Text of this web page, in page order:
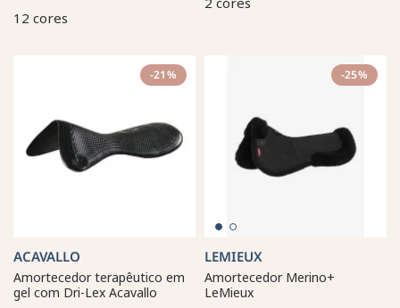
12 cores
-21%
ACAVALLO
Amortecedor terapêutico em
gel com Dri-Lex Acavallo
-25%
LEMIEUX
Amortecedor Merino+
LeMieux